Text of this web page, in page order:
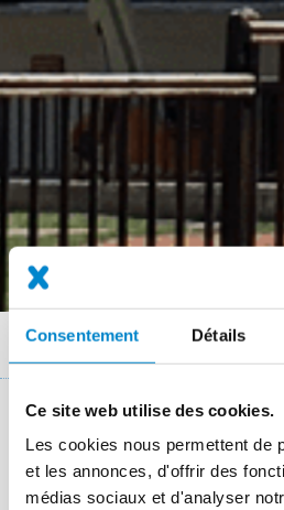
Consentement Détails
Ce site web utilise des cookies.
Les cookies nous permettent de
et les annonces, d'offrir des
médias sociaux et d'analyser
Fil
Références Balcons, Val d'Isère
Rénovation de
pistes de ski